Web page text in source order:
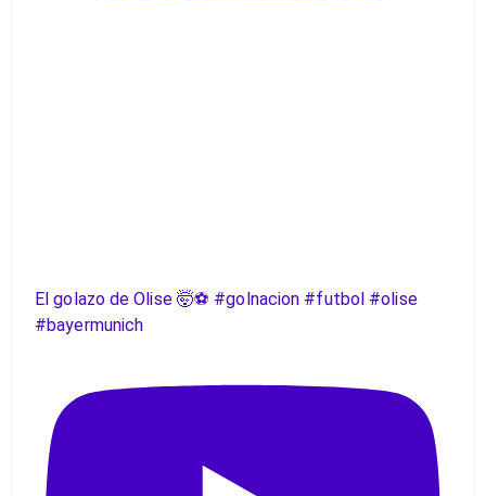
El golazo de Olise 🤯⚽️ #golnacion #futbol #olise
#bayermunich